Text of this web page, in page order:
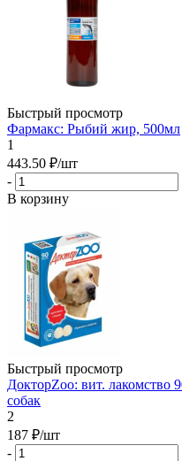
Быстрый просмотр
Фармакс: Рыбий жир, 500мл
1
443.50 ₽/шт
-
В корзину
Быстрый просмотр
ДокторZoo: вит. лакомство
собак
2
187 ₽/шт
-